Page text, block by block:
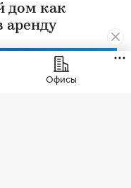
дом как
аренду
Офисы